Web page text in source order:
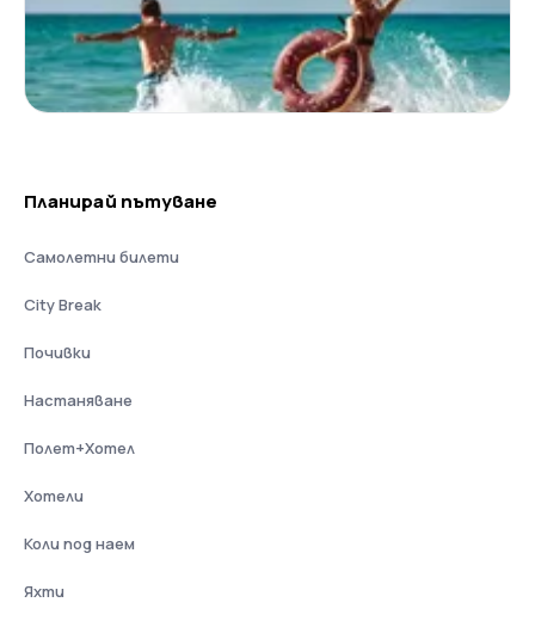
Планирай пътуване
Самолетни билети
City Break
Почивки
Настаняване
Полет+Хотел
Хотели
Коли под наем
Яхти